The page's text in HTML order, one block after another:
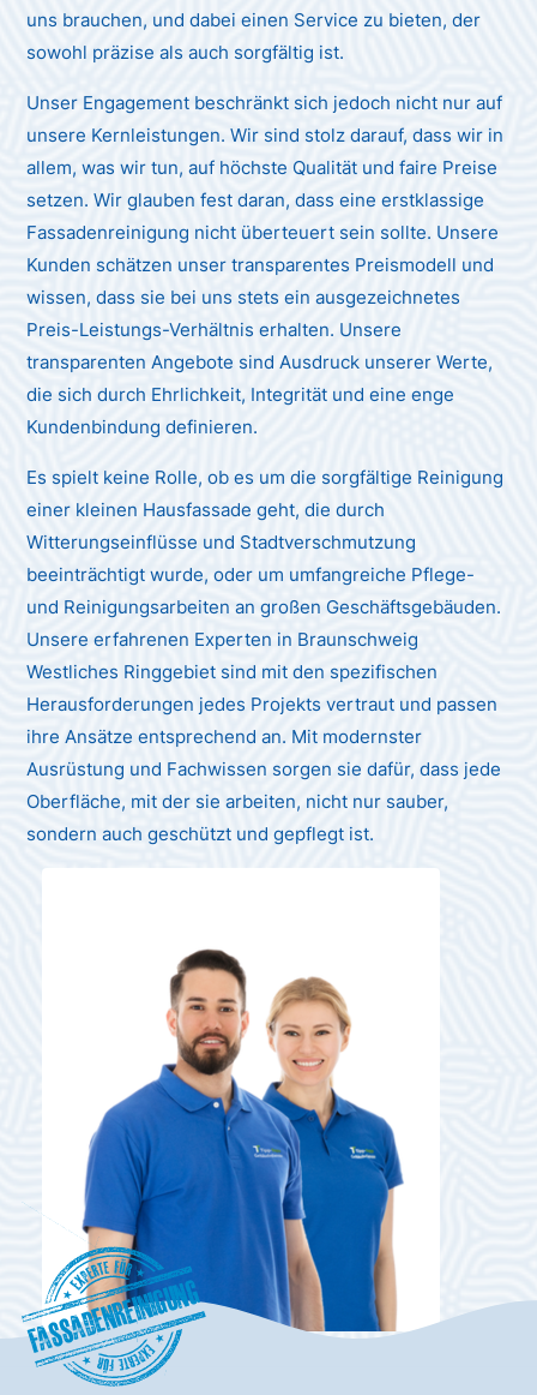
uns brauchen, und dabei einen Service zu bieten, der
sowohl präzise als auch sorgfältig ist.
Unser Engagement beschränkt sich jedoch nicht nur auf
unsere Kernleistungen. Wir sind stolz darauf, dass wir in
allem, was wir tun, auf höchste Qualität und faire Preise
setzen. Wir glauben fest daran, dass eine erstklassige
Fassadenreinigung nicht überteuert sein sollte. Unsere
Kunden schätzen unser transparentes Preismodell und
wissen, dass sie bei uns stets ein ausgezeichnetes
Preis-Leistungs-Verhältnis erhalten. Unsere
transparenten Angebote sind Ausdruck unserer Werte,
die sich durch Ehrlichkeit, Integrität und eine enge
Kundenbindung definieren.
Es spielt keine Rolle, ob es um die sorgfältige Reinigung
einer kleinen Hausfassade geht, die durch
Witterungseinflüsse und Stadtverschmutzung
beeinträchtigt wurde, oder um umfangreiche Pflege-
und Reinigungsarbeiten an großen Geschäftsgebäuden.
Unsere erfahrenen Experten in Braunschweig
Westliches Ringgebiet sind mit den spezifischen
Herausforderungen jedes Projekts vertraut und passen
ihre Ansätze entsprechend an. Mit modernster
Ausrüstung und Fachwissen sorgen sie dafür, dass jede
Oberfläche, mit der sie arbeiten, nicht nur sauber,
sondern auch geschützt und gepflegt ist.
Fassadenreinigung